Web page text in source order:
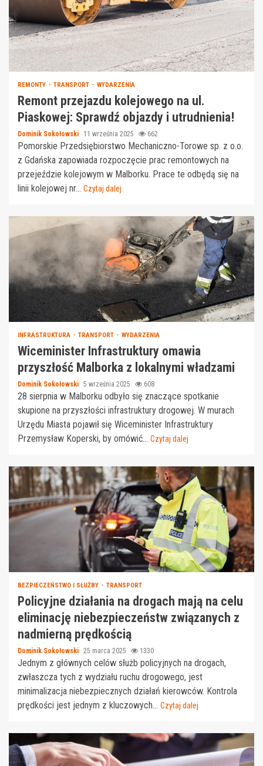
REMONTY TRANSPORT WYDARZENIA
Remont przejazdu kolejowego na ul.
Piaskowej: Sprawdź objazdy i utrudnienia!
Dominik Sokołowski 11 września 2025 662
Pomorskie Przedsiębiorstwo Mechaniczno-Torowe sp. z o.o.
z Gdańska zapowiada rozpoczęcie prac remontowych na
przejeździe kolejowym w Malborku. Prace te odbędą się na
linii kolejowej nr... Czytaj dalej
INFRASTRUKTURA TRANSPORT WYDARZENIA
Wiceminister Infrastruktury omawia
przyszłość Malborka z lokalnymi władzami
Dominik Sokołowski 5 września 2025 608
28 sierpnia w Malborku odbyło się znaczące spotkanie
skupione na przyszłości infrastruktury drogowej. W murach
Urzędu Miasta pojawił się Wiceminister Infrastruktury
Przemysław Koperski, by omówić... Czytaj dalej
BEZPIECZEŃSTWO I SŁUŻBY TRANSPORT
Policyjne działania na drogach mają na celu
eliminację niebezpieczeństw związanych z
nadmierną prędkością
Dominik Sokołowski 25 marca 2025 1330
Jednym z głównych celów służb policyjnych na drogach,
zwłaszcza tych z wydziału ruchu drogowego, jest
minimalizacja niebezpiecznych działań kierowców. Kontrola
prędkości jest jednym z kluczowych... Czytaj dalej